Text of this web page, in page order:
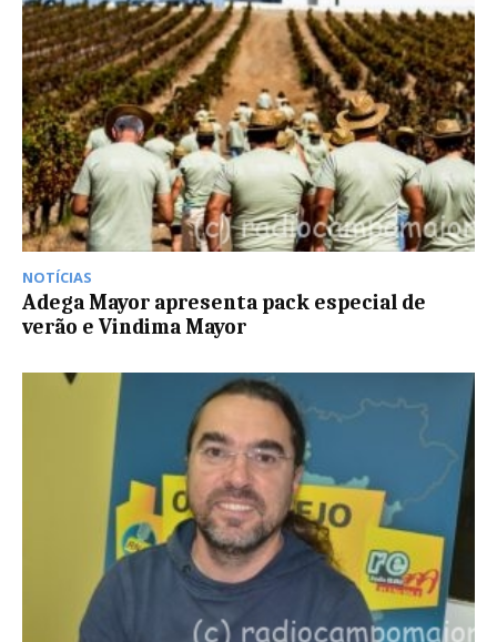
NOTÍCIAS
Adega Mayor apresenta pack especial de
verão e Vindima Mayor